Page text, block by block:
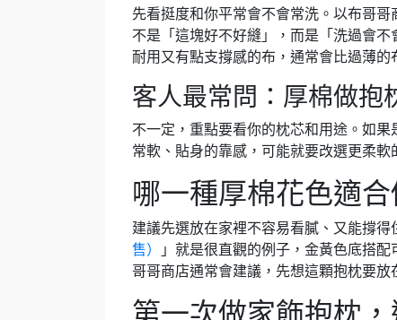
先看挺度和你平常會不會常洗。以布哥
不是「這塊好不好縫」，而是「洗過會
耐用又有點支撐感的布，通常會比過薄的
客人最常問：厚棉做抱
不一定，重點要看你的枕芯和用途。如
常軟、貼身的靠感，可能就要改選更柔軟
哪一種厚棉花色適合
建議先選放在家裡不容易看膩、又能撐得
售）
」就是很直觀的例子，金黃色底搭
哥哥商店通常會建議，先想這顆抱枕要放
第一次做家飾抱枕